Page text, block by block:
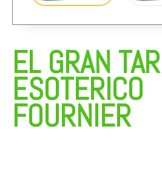
EL GRAN
ESOTERICO
FOURNIER